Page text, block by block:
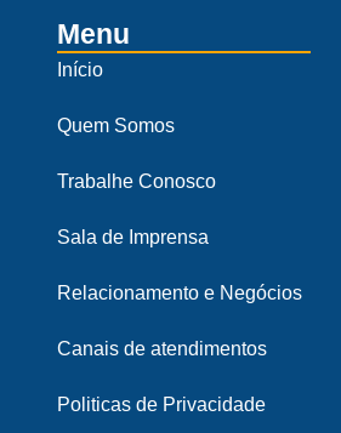
Menu
Início
Quem Somos
Trabalhe Conosco
Sala de Imprensa
Relacionamento e Negócios
Canais de atendimentos
Politicas de Privacidade